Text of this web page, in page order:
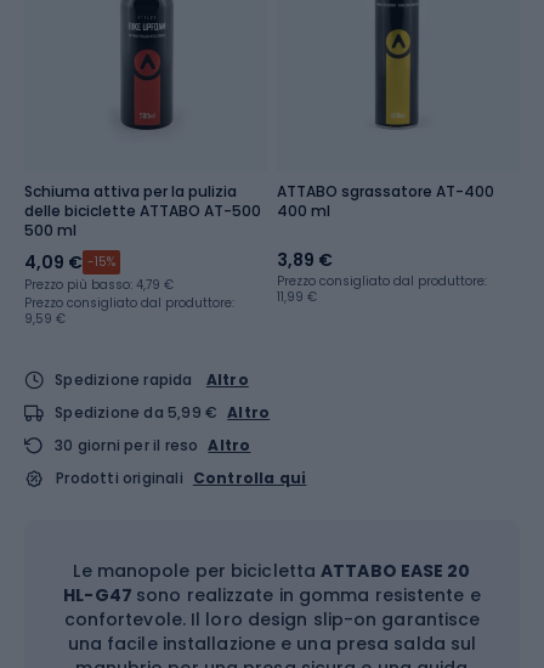
Schiuma attiva per la pulizia
delle biciclette ATTABO AT-500
500 ml
4,09 € -15%
Prezzo più basso: 4,79 €
Prezzo consigliato dal produttore:
9,59 €
ATTABO sgrassatore AT-400
400 ml
3,89 €
Prezzo consigliato dal produttore:
11,99 €
Spedizione rapida
Altro
Spedizione da 5,99 € Altro
30 giorni per il reso Altro
Prodotti originali Controlla qui
Le manopole per biciclettaATTABO EASE 20
HL-G47 sono realizzate in gomma resistente e
confortevole. Il loro design slip-on garantisce
una facile installazione e una presa salda sul